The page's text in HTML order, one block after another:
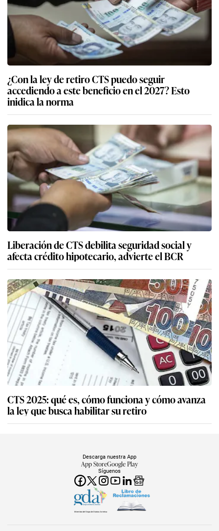
¿Con la ley de retiro CTS puedo seguir
accediendo a este beneficio en el 2027? Esto
inidica la norma
Liberación de CTS debilita seguridad social y
afecta crédito hipotecario, advierte el BCR
CTS 2025: qué es, cómo funciona y cómo avanza
la ley que busca habilitar su retiro
Síguenos
Descarga nuestra App
App StoreGoogle Play
Miembro del Grupo de Diarios América